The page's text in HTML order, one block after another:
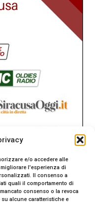
e/o accedere alle
l'esperienza di
Il consenso a
quali il comportamento di
consenso o la revoca
alcune caratteristiche e